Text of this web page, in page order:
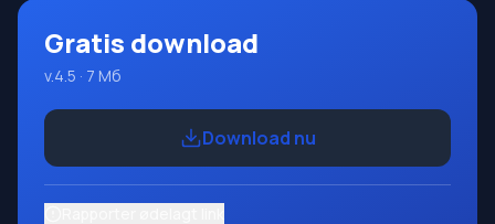
Gratis download
v.4.5 · 7 Мб
Download nu